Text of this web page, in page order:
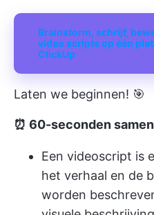
Brainstorm, schrijf,
video scripts op één
ClickUp
Laten we beginnen! 🎯
⏰ 60-seconden
Een videoscript is
het verhaal en de
worden